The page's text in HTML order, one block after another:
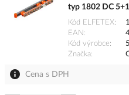
typ 1802 DC
Kód ELFETEX
EAN
Kód výrobce
Značka
Cena s DPH